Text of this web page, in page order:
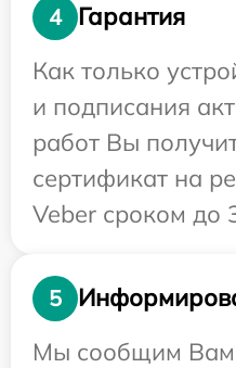
4
Гарантия
Как только
и подписания
работ Вы
сертификат на
Veber сроком до
5
Мы сообщим Вам